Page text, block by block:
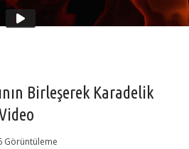
Birleşerek Karadelik
Görüntüleme